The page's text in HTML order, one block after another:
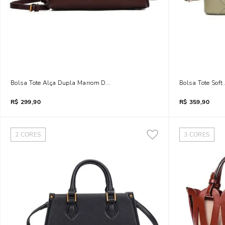
Bolsa Tote Alça Dupla Marrom Dark Cocoa
R$ 299,90
Bolsa Tote
R$ 359,90
2 CORES 3 CORES